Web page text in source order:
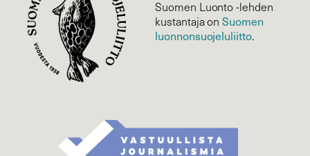
Suomen Luonto -lehden
kustantaja onSuomen
luonnonsuojelu­liitto.